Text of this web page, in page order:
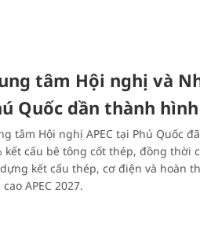
tâm Hội nghị và
Quốc dần thành hình
tâm Hội nghị APEC tại Phú Quốc
kết cấu bê tông cốt thép, đồng thời
kết cấu thép, cơ điện và hoàn
cao APEC 2027.